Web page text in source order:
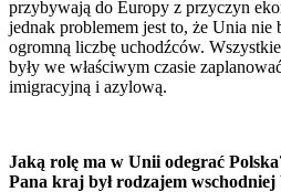
przybywają do Europy z przyczyn
jednak problemem jest to, że Unia nie
ogromną liczbę uchodźców.
były we właściwym czasie
imigracyjną i azylową.
Jaką rolę ma w Unii odegrać
Pana kraj był rodzajem